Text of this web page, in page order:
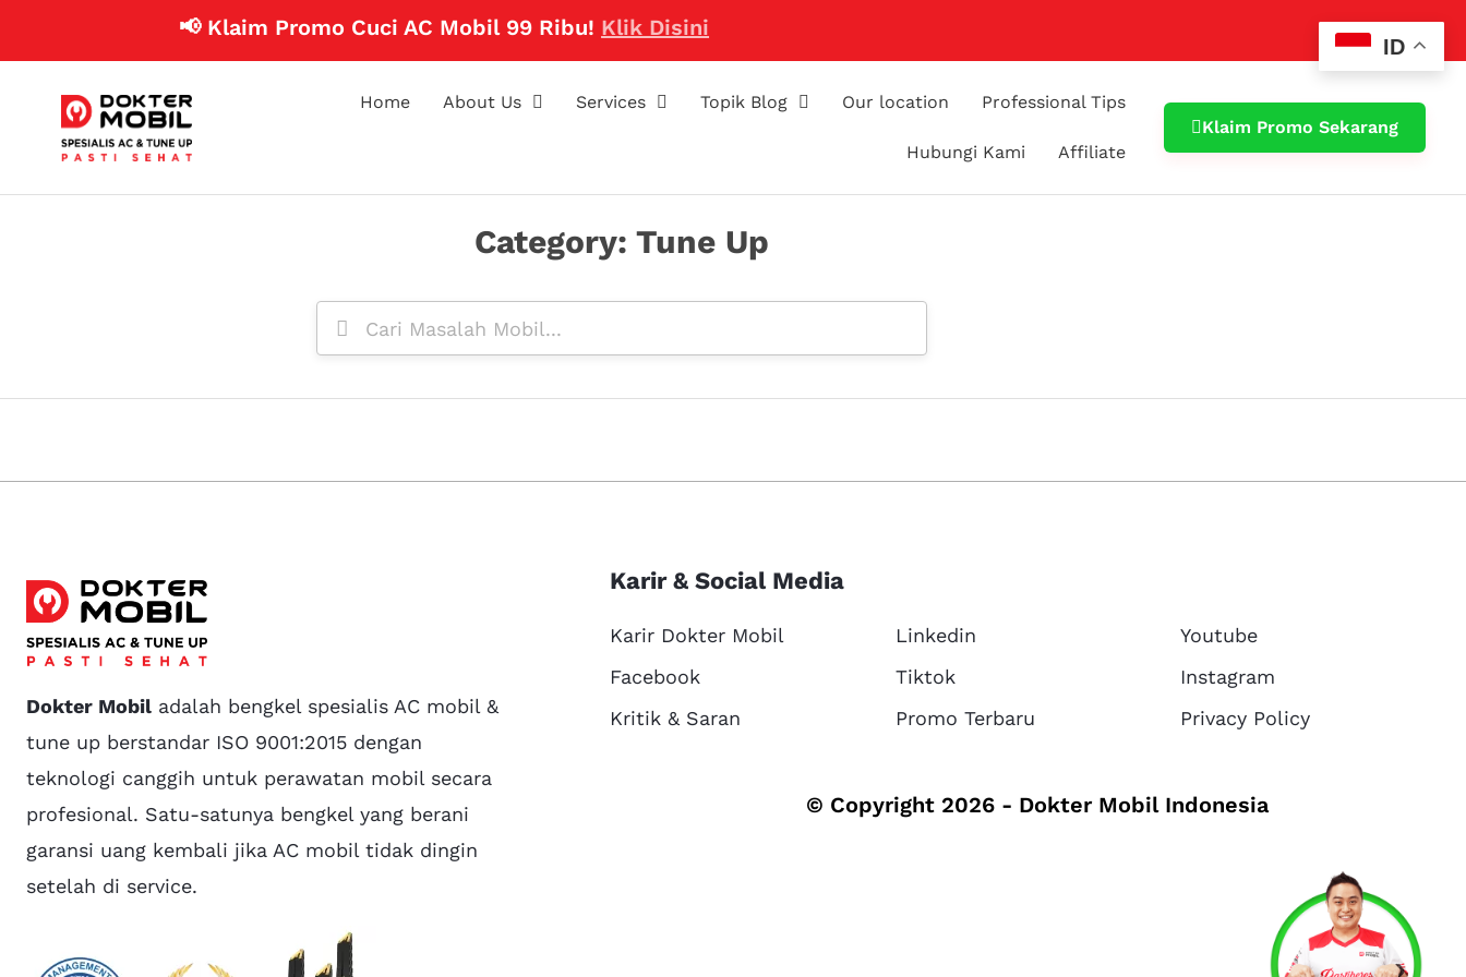
📢 Klaim Promo Cuci AC Mobil 99 Ribu!Klik Disini
Home About Us Services Topik Blog Our location Professional Tips
Hubungi Kami Affiliate
Klaim Promo Sekarang
Category: Tune Up
Dokter Mobil adalah bengkel spesialis AC mobil &
tune up berstandar ISO 9001:2015 dengan
teknologi canggih untuk perawatan mobil secara
profesional. Satu-satunya bengkel yang berani
garansi uang kembali jika AC mobil tidak dingin
setelah di service.
Karir & Social Media
Karir Dokter Mobil Linkedin
Youtube
Facebook
Tiktok
Instagram
Kritik & Saran
Promo Terbaru Privacy Policy
© Copyright 2026 - Dokter Mobil Indonesia
ID